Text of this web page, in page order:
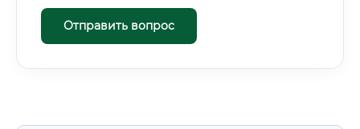
Отправить вопрос